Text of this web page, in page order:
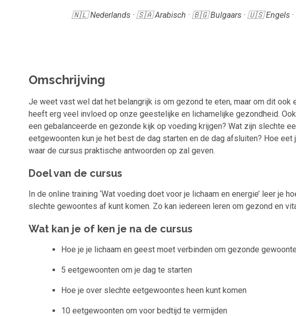
🇳🇱 Nederlands · 🇸🇦 Arabisch · 🇧🇬 Bulgaars · 🇺🇸 Engels
Omschrijving
Je weet vast wel dat het belangrijk is om gezond te eten, maar om dit ook
heeft erg veel invloed op onze geestelijke en lichamelijke gezondheid.
een gebalanceerde en gezonde kijk op voeding krijgen? Wat zijn slechte
eetgewoonten kun je het best de dag starten en de dag afsluiten? Hoe
waar de cursus praktische antwoorden op zal geven.
Doel van de cursus
In de online training ‘Wat voeding doet voor je lichaam en energie’ leer je
slechte gewoontes af kunt komen. Zo kan iedereen leren om gezond en
Wat kan je of ken je na de cursus
Hoe je je lichaam en geest moet verbinden om gezonde
5 eetgewoonten om je dag te starten
Hoe je over slechte eetgewoontes heen kunt komen
10 eetgewoonten om voor bedtijd te vermijden